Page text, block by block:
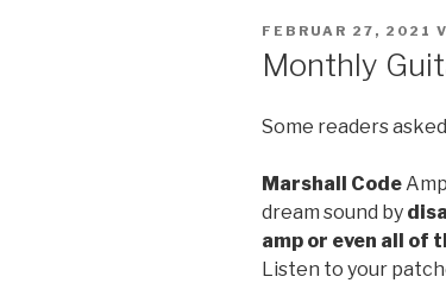
VERÖFFENTLICHT
FEBRUAR 27, 2021
Monthly
Some readers
Marshall Code
dream sound by
amp or even all of
Listen to your